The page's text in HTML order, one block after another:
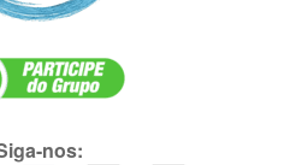
nos: